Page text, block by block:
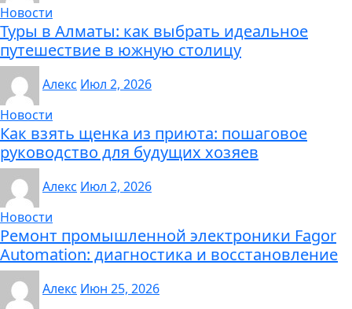
Новости
Туры в Алматы: как выбрать идеальное
путешествие в южную столицу
Алекс Июл 2, 2026
Новости
Как взять щенка из приюта: пошаговое
руководство для будущих хозяев
Алекс Июл 2, 2026
Новости
Ремонт промышленной электроники Fagor
Automation: диагностика и восстановление
Алекс Июн 25, 2026